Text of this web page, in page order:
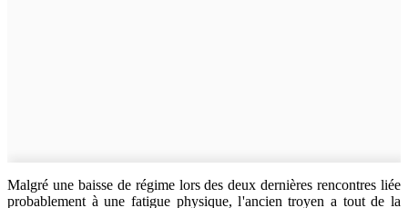
Malgré une baisse de régime lors des deux dernières rencontres liée
probablement à une fatigue physique, l'ancien troyen a tout de la